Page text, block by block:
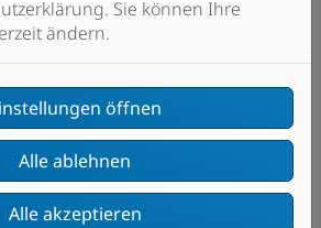
Sie können Ihre
ändern.
öffnen
Alle ablehnen
Alle akzeptieren